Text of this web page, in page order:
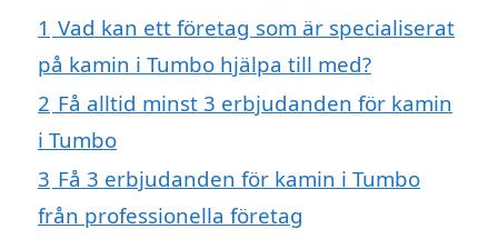
1 Vad kan ett företag som är specialiserat
på kamin i Tumbo hjälpa till med?
2 Få alltid minst 3 erbjudanden för kamin
i Tumbo
3 Få 3 erbjudanden för kamin i Tumbo
från professionella företag